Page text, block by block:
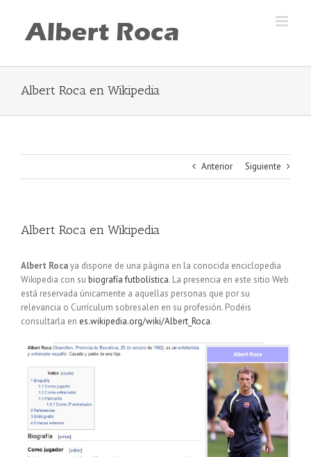
content
Albert Roca en Wikipedia
Anterior Siguiente
Albert Roca en Wikipedia
Albert Rocaya dispone de una página en la conocida enciclopedia
Wikipedia con su biografía futbolística. La presencia en este sitio Web
está reservada únicamente a aquellas personas que por su
relevancia o Currículum sobresalen en su profesión. Podéis
consultarla en es.wikipedia.org/wiki/Albert_Roca.